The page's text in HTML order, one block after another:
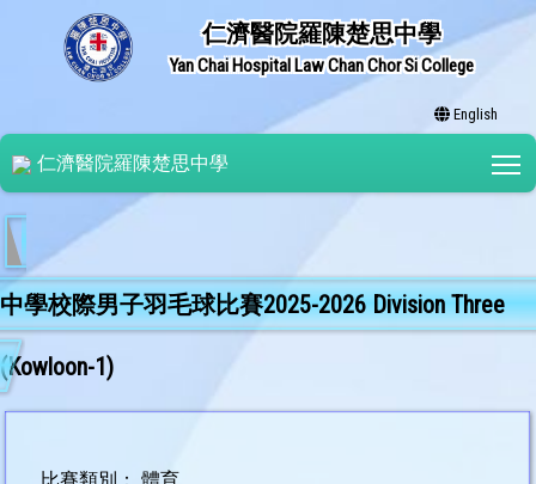
仁濟醫院羅陳楚思中學
Yan Chai Hospital Law Chan Chor Si College
English
仁濟醫院羅陳楚思中學
中學校際男子羽毛球比賽2025-2026 Division Three
(Kowloon-1)